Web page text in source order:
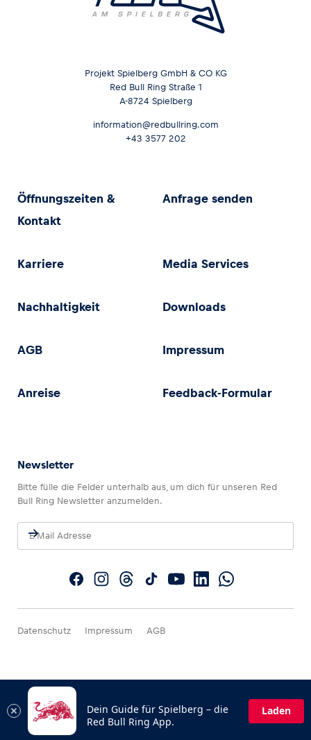
Projekt Spielberg GmbH & CO KG
Red Bull Ring Straße 1
A-8724 Spielberg
information@redbullring.com
+43 3577 202
Öffnungszeiten &
Kontakt
Anfrage senden
Karriere Media Services
Nachhaltigkeit Downloads
AGB Impressum
Anreise Feedback-Formular
Newsletter
Bitte fülle die Felder unterhalb aus, um dich für unseren Red
Bull Ring Newsletter anzumelden.
Datenschutz Impressum AGB
Dein Guide für Spielberg – die
Red Bull Ring App.
Laden